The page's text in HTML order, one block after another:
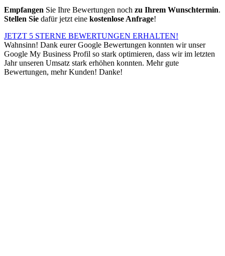
Empfangen Sie Ihre Bewertungen noch zu Ihrem Wunschtermin.
Stellen Sie dafür jetzt eine kostenlose Anfrage!
JETZT 5 STERNE BEWERTUNGEN ERHALTEN!
Wahnsinn! Dank eurer Google Bewertungen konnten wir unser
Google My Business Profil so stark optimieren, dass wir im letzten
Jahr unseren Umsatz stark erhöhen konnten. Mehr gute
Bewertungen, mehr Kunden! Danke!